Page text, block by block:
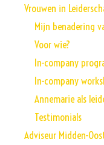
Vrouwen in
Mijn benadering
Voor wie?
In-company
In-company
Annemarie als
Testimonials
Adviseur Midden-